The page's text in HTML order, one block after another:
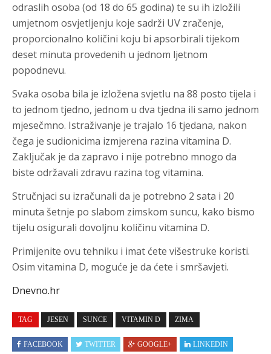
odraslih osoba (od 18 do 65 godina) te su ih izložili
umjetnom osvjetljenju koje sadrži UV zračenje,
proporcionalno količini koju bi apsorbirali tijekom
deset minuta provedenih u jednom ljetnom
popodnevu.
Svaka osoba bila je izložena svjetlu na 88 posto tijela i
to jednom tjedno, jednom u dva tjedna ili samo jednom
mjesečmno. Istraživanje je trajalo 16 tjedana, nakon
čega je sudionicima izmjerena razina vitamina D.
Zaključak je da zapravo i nije potrebno mnogo da
biste održavali zdravu razina tog vitamina.
Stručnjaci su izračunali da je potrebno 2 sata i 20
minuta šetnje po slabom zimskom suncu, kako bismo
tijelu osigurali dovoljnu količinu vitamina D.
Primijenite ovu tehniku i imat ćete višestruke koristi.
Osim vitamina D, moguće je da ćete i smršavjeti.
Dnevno.hr
TAG JESEN SUNCE VITAMIN D ZIMA
FACEBOOK TWITTER GOOGLE+
LINKEDIN